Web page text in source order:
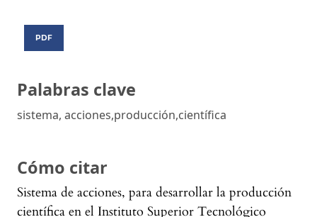
Palabras clave
sistema, acciones,producción,científica
Cómo citar
Sistema de acciones, para desarrollar la producción
científica en el Instituto Superior Tecnológico
PDF